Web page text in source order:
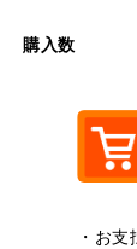
購入数
・お